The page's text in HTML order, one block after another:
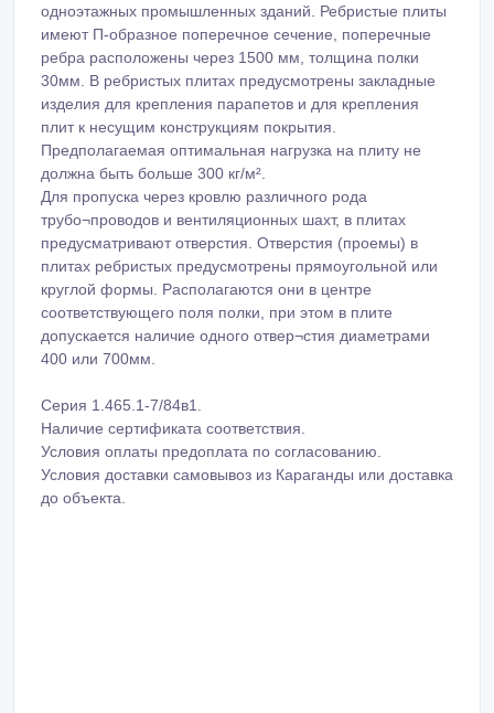
одноэтажных промышленных зданий. Ребристые плиты
имеют П-образное поперечное сечение, поперечные
ребра расположены через 1500 мм, толщина полки
30мм. В ребристых плитах предусмотрены закладные
изделия для крепления парапетов и для крепления
плит к несущим конструкциям покрытия.
Предполагаемая оптимальная нагрузка на плиту не
должна быть больше 300 кг/м².
Для пропуска через кровлю различного рода
трубо¬проводов и вентиляционных шахт, в плитах
предусматривают отверстия. Отверстия (проемы) в
плитах ребристых предусмотрены прямоугольной или
круглой формы. Располагаются они в центре
соответствующего поля полки, при этом в плите
допускается наличие одного отвер¬стия диаметрами
400 или 700мм.
Серия 1.465.1-7/84в1.
Наличие сертификата соответствия.
Условия оплаты предоплата по согласованию.
Условия доставки самовывоз из Караганды или доставка
до объекта.